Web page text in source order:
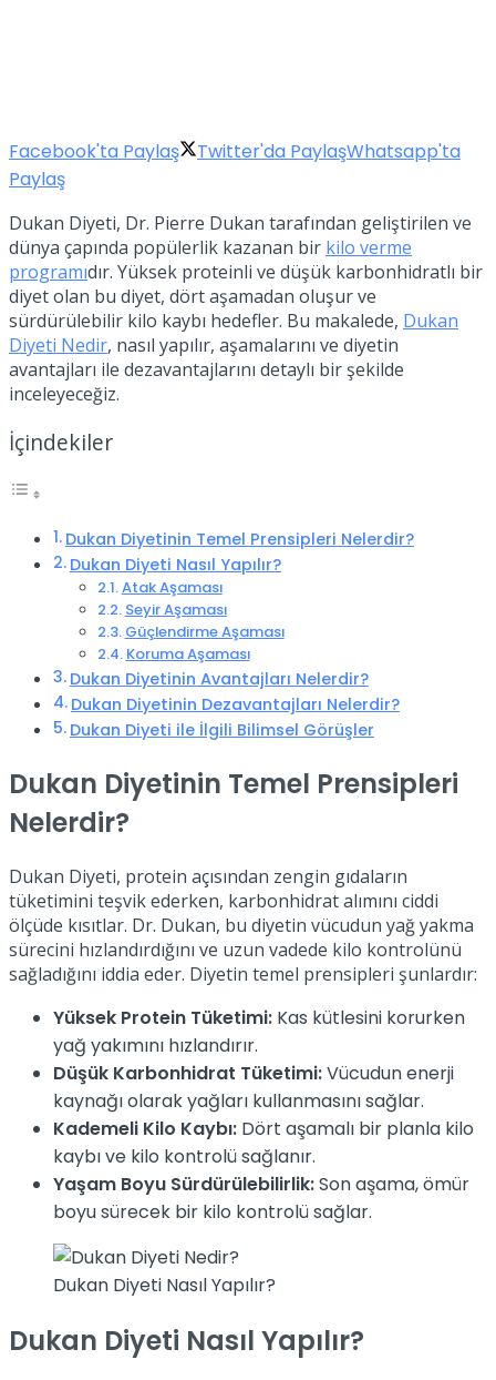
Facebook'ta Paylaş Twitter'da PaylaşWhatsapp'ta
Paylaş
Dukan Diyeti, Dr. Pierre Dukan tarafından geliştirilen ve
dünya çapında popülerlik kazanan bir kilo verme
programıdır. Yüksek proteinli ve düşük karbonhidratlı bir
diyet olan bu diyet, dört aşamadan oluşur ve
sürdürülebilir kilo kaybı hedefler. Bu makalede, Dukan
Diyeti Nedir, nasıl yapılır, aşamalarını ve diyetin
avantajları ile dezavantajlarını detaylı bir şekilde
inceleyeceğiz.
İçindekiler
Dukan Diyetinin Temel Prensipleri Nelerdir?
Dukan Diyeti Nasıl Yapılır?
Atak Aşaması
Seyir Aşaması
Güçlendirme Aşaması
Koruma Aşaması
Dukan Diyetinin Avantajları Nelerdir?
Dukan Diyetinin Dezavantajları Nelerdir?
Dukan Diyeti ile İlgili Bilimsel Görüşler
Dukan Diyetinin Temel Prensipleri
Nelerdir?
Dukan Diyeti, protein açısından zengin gıdaların
tüketimini teşvik ederken, karbonhidrat alımını ciddi
ölçüde kısıtlar. Dr. Dukan, bu diyetin vücudun yağ yakma
sürecini hızlandırdığını ve uzun vadede kilo kontrolünü
sağladığını iddia eder. Diyetin temel prensipleri şunlardır:
Yüksek Protein Tüketimi: Kas kütlesini korurken
yağ yakımını hızlandırır.
Düşük Karbonhidrat Tüketimi:Vücudun enerji
kaynağı olarak yağları kullanmasını sağlar.
Kademeli Kilo Kaybı: Dört aşamalı bir planla kilo
kaybı ve kilo kontrolü sağlanır.
Yaşam Boyu Sürdürülebilirlik:Son aşama, ömür
boyu sürecek bir kilo kontrolü sağlar.
Dukan Diyeti Nasıl Yapılır?
Dukan Diyeti Nasıl Yapılır?